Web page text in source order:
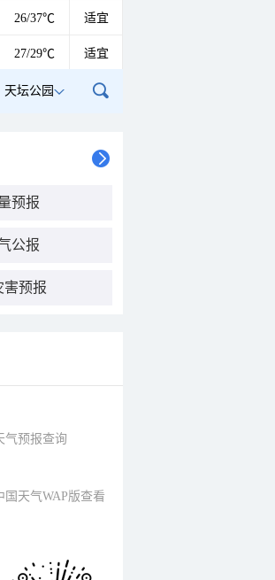
26/37℃ 适宜
27/29℃ 适宜
天坛公园
预报
公报
害预报
气预报查询
天气WAP版查看